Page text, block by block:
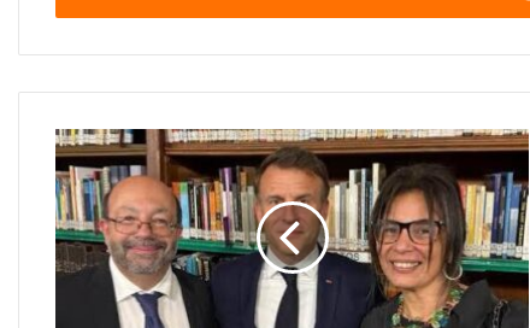
الدكتورة
زكي..
حكاية
سيدة
الثقافة
والدبلوماسية
التي